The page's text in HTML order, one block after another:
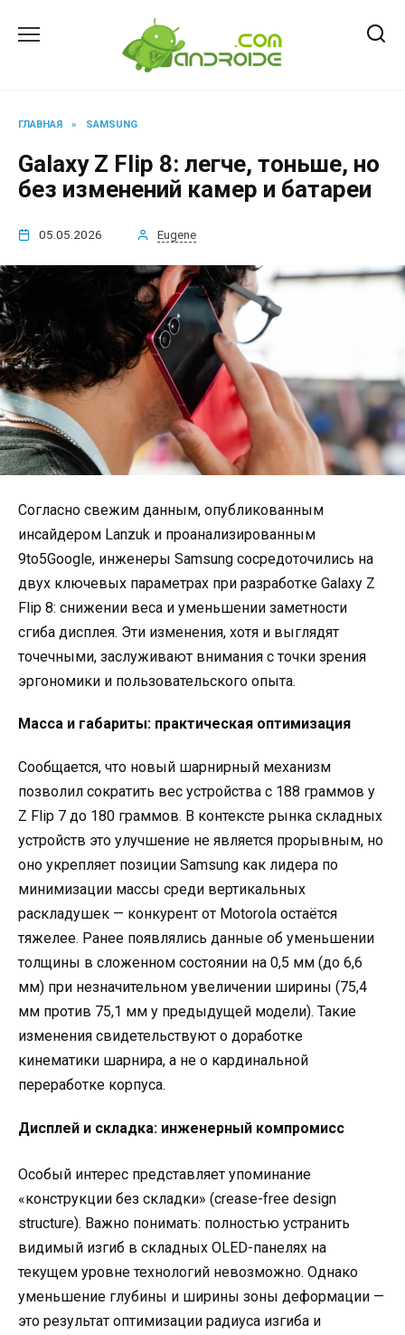
ГЛАВНАЯ » SAMSUNG
Galaxy Z Flip 8: легче, тоньше, но
без изменений камер и батареи
05.05.2026 Eugene
Согласно свежим данным, опубликованным
инсайдером Lanzuk и проанализированным
9to5Google, инженеры Samsung сосредоточились на
двух ключевых параметрах при разработке Galaxy Z
Flip 8: снижении веса и уменьшении заметности
сгиба дисплея. Эти изменения, хотя и выглядят
точечными, заслуживают внимания с точки зрения
эргономики и пользовательского опыта.
Масса и габариты: практическая оптимизация
Сообщается, что новый шарнирный механизм
позволил сократить вес устройства с 188 граммов у
Z Flip 7 до 180 граммов. В контексте рынка складных
устройств это улучшение не является прорывным, но
оно укрепляет позиции Samsung как лидера по
минимизации массы среди вертикальных
раскладушек — конкурент от Motorola остаётся
тяжелее. Ранее появлялись данные об уменьшении
толщины в сложенном состоянии на 0,5 мм (до 6,6
мм) при незначительном увеличении ширины (75,4
мм против 75,1 мм у предыдущей модели). Такие
изменения свидетельствуют о доработке
кинематики шарнира, а не о кардинальной
переработке корпуса.
Дисплей и складка: инженерный компромисс
Особый интерес представляет упоминание
«конструкции без складки» (crease-free design
structure). Важно понимать: полностью устранить
видимый изгиб в складных OLED-панелях на
текущем уровне технологий невозможно. Однако
уменьшение глубины и ширины зоны деформации —
это результат оптимизации радиуса изгиба и